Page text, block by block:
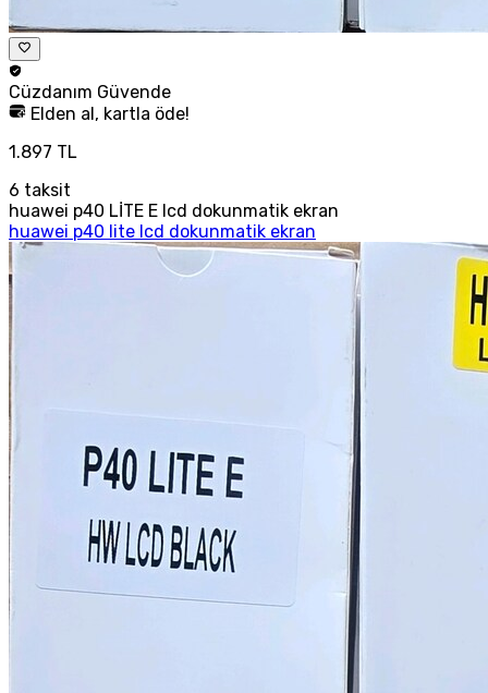
Cüzdanım Güvende
Elden al, kartla öde!
1.897 TL
6 taksit
huawei p40 LİTE E lcd dokunmatik ekran
huawei p40 lite lcd dokunmatik ekran